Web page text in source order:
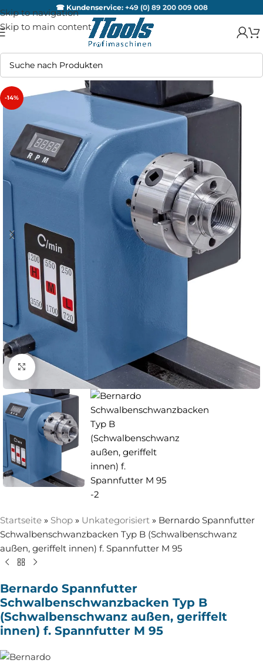
Skip to navigation
Skip to main content
☎ Kundenservice: +49 (0) 89 200 009 008
-14%
Zum Vergrößern anklicken
Startseite » Shop » Unkategorisiert » Bernardo Spannfutter
Schwalbenschwanzbacken Typ B (Schwalbenschwanz
außen, geriffelt innen) f. Spannfutter M 95
Bernardo Spannfutter
Schwalbenschwanzbacken Typ B
(Schwalbenschwanz außen, geriffelt
innen) f. Spannfutter M 95